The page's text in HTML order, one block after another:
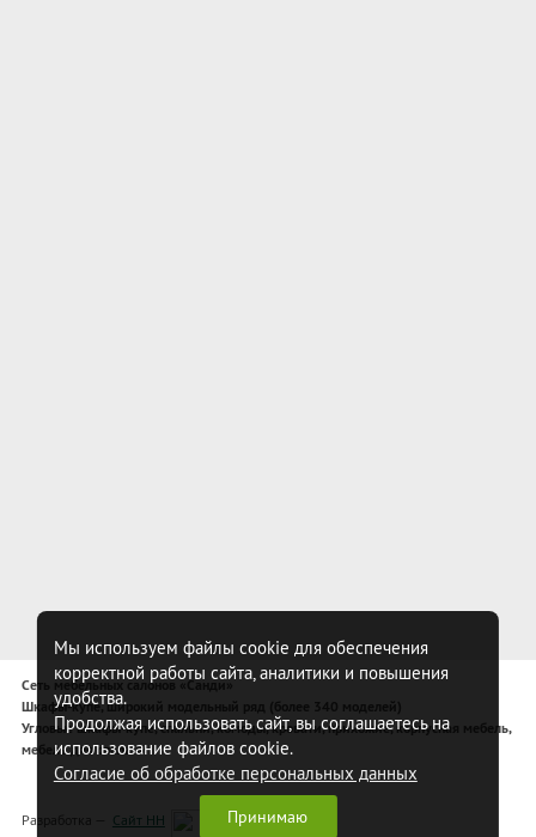
Сеть мебельных салонов «Санди»
Шкафы-купе, широкий модельный ряд (более 340 моделей)
Угловые шкафы-купе, спальни, комоды, кровати, прихожие, корпусная мебель,
мебель для спальни
Разработка — Сайт НН
Мы используем файлы cookie для обеспечения
корректной работы сайта, аналитики и повышения
удобства.
Продолжая использовать сайт, вы соглашаетесь на
использование файлов cookie.
Согласие об обработке персональных данных
Принимаю